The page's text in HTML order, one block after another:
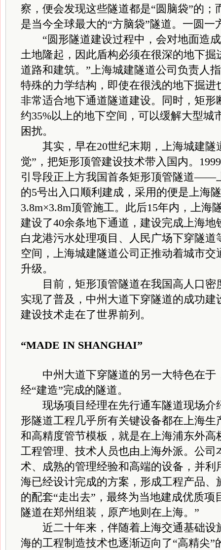
察，便会发现这些隧道都是“圆脑袋”的；
是当今全球最大的“方脑袋”隧道。一圆一
“圆形隧道建设过程中，会对地面造成
土地隆起，因此盾构必须在很深的地下掘
道路和建筑。”上海城建隧道公司负责人
特殊的力学结构，即使在很浅的地下掘进
非常适合地下通道隧道建设。同时，矩形
约35%以上的地下空间，可以缓解大型城
困扰。
其实，早在20世纪末期，上海城建隧
觉”，把矩形顶管建设技术带入国内。
引导段正上方我国首条矩形顶管隧道——
的5号出入口顺利建成，采用的便是上海
3.8m×3.8m顶管施工。此后15年内，上海
建设了40余条地下通道，建设完成上海
白龙港污水处理项目、人民广场下穿隧道
空间，上海城建隧道公司正推动着城市交
升级。
目前，矩形顶管隧道在我国高人口密
实现了普及，中州大道下穿隧道的成功建
建设技术走在了世界前列。
“MADE IN SHANGHAI”
中州大道下穿隧道的另一大特色在于
经“建造”完成的隧道。
现场项目经理在先行通车隧道现场介
形隧道工程几乎所有关键设备都在上海生
和高精度管节模板，就是在上海浦东外高
工程管理、技术人员也由上海外派。公司
术、成熟的管理经验和高端的设备，并利
海已经设计完成的方案，形成工程产品、
的配套“走出去”，最终为当地建成优质项
隧道在郑州组装，原产地则在上海。”
近二十年来，伴随着上海交通基础设
海的工程制造技术也逐渐迈向了“高精尖”